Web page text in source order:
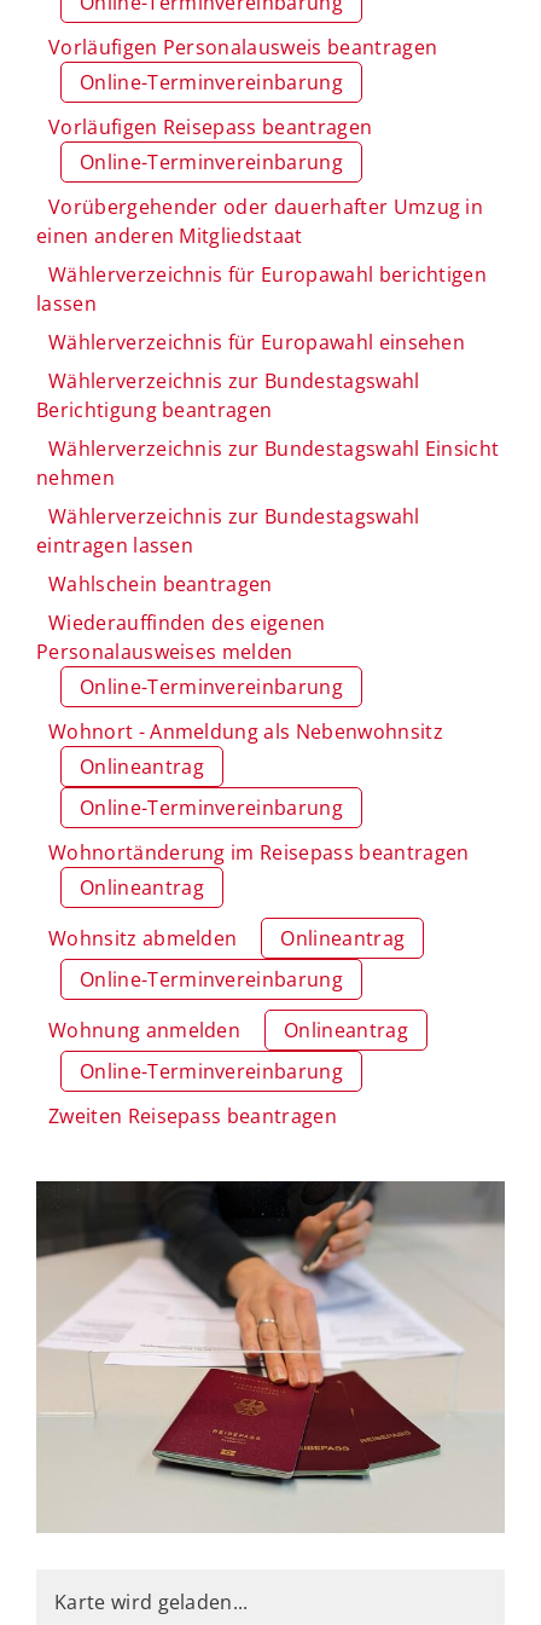
Vorläufigen Personalausweis beantragen
Online-Terminvereinbarung
Vorläufigen Reisepass beantragen
Online-Terminvereinbarung
Vorübergehender oder dauerhafter Umzug in
einen anderen Mitgliedstaat
Wählerverzeichnis für Europawahl berichtigen
lassen
Wählerverzeichnis für Europawahl einsehen
Wählerverzeichnis zur Bundestagswahl
Berichtigung beantragen
Wählerverzeichnis zur Bundestagswahl Einsicht
nehmen
Wählerverzeichnis zur Bundestagswahl
eintragen lassen
Wahlschein beantragen
Wiederauffinden des eigenen
Personalausweises melden
Online-Terminvereinbarung
Wohnort - Anmeldung als Nebenwohnsitz
Onlineantrag
Online-Terminvereinbarung
Wohnortänderung im Reisepass beantragen
Onlineantrag
Wohnsitz abmelden
Onlineantrag
Online-Terminvereinbarung
Wohnung anmelden
Onlineantrag
Online-Terminvereinbarung
Zweiten Reisepass beantragen
Karte wird geladen...